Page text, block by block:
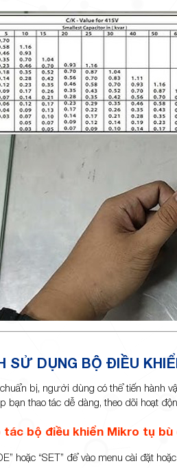
SỬ DỤNG BỘ ĐIỀU
bị, người dùng có thể tiến hành
bạn thao tác dễ dàng, theo dõi hoạt
bộ điều khiển Mikro tụ
hoặc “SET” để vào menu cài đặt